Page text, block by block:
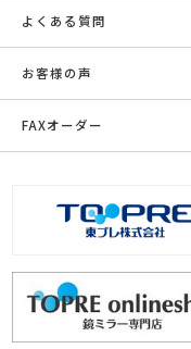
よくある質問
お客様の声
FAXオーダー